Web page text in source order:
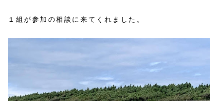
１組が参加の相談に来てくれました。